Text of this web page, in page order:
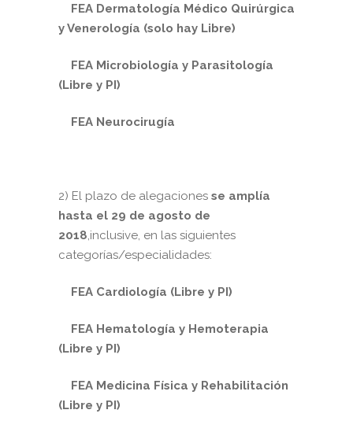
FEA Dermatología Médico Quirúrgica
y Venerología (solo hay Libre)
FEA Microbiología y Parasitología
(Libre y PI)
FEA Neurocirugía
2) El plazo de alegaciones se amplía
hasta el 29 de agosto de
2018,inclusive, en las siguientes
categorías/especialidades:
FEA Cardiología (Libre y PI)
FEA Hematología y Hemoterapia
(Libre y PI)
FEA Medicina Física y Rehabilitación
(Libre y PI)